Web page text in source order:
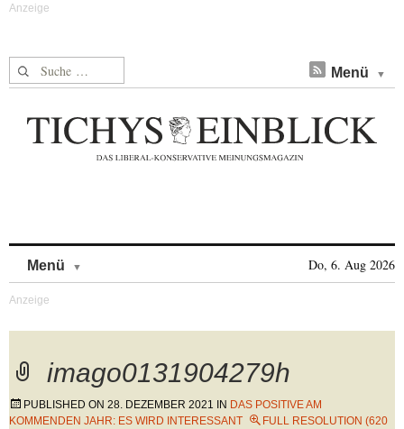
Suche nach: Menü
Menü Do, 6. Aug 2026
imago0131904279h
PUBLISHED ON 28. DEZEMBER 2021 IN DAS POSITIVE AM
KOMMENDEN JAHR: ES WIRD INTERESSANT
FULL RESOLUTION (620